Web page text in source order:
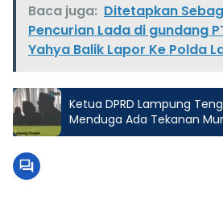
Baca juga: Ditetapkan
Pencurian Lada di gundang
Yahya Balik Lapor Ke Polda
Ketua DPRD Lampung
Menduga Ada Tekanan Mursiyatun Tidak
Hadir Di RDP